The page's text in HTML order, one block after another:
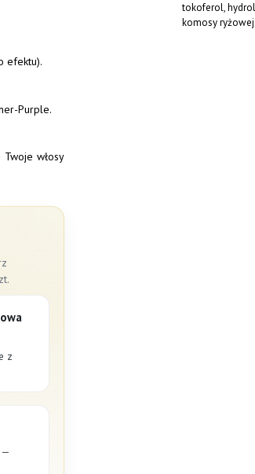
efektu).
Purple.
Twoje włosy
z
—
tokoferol,
komosy ryżowej